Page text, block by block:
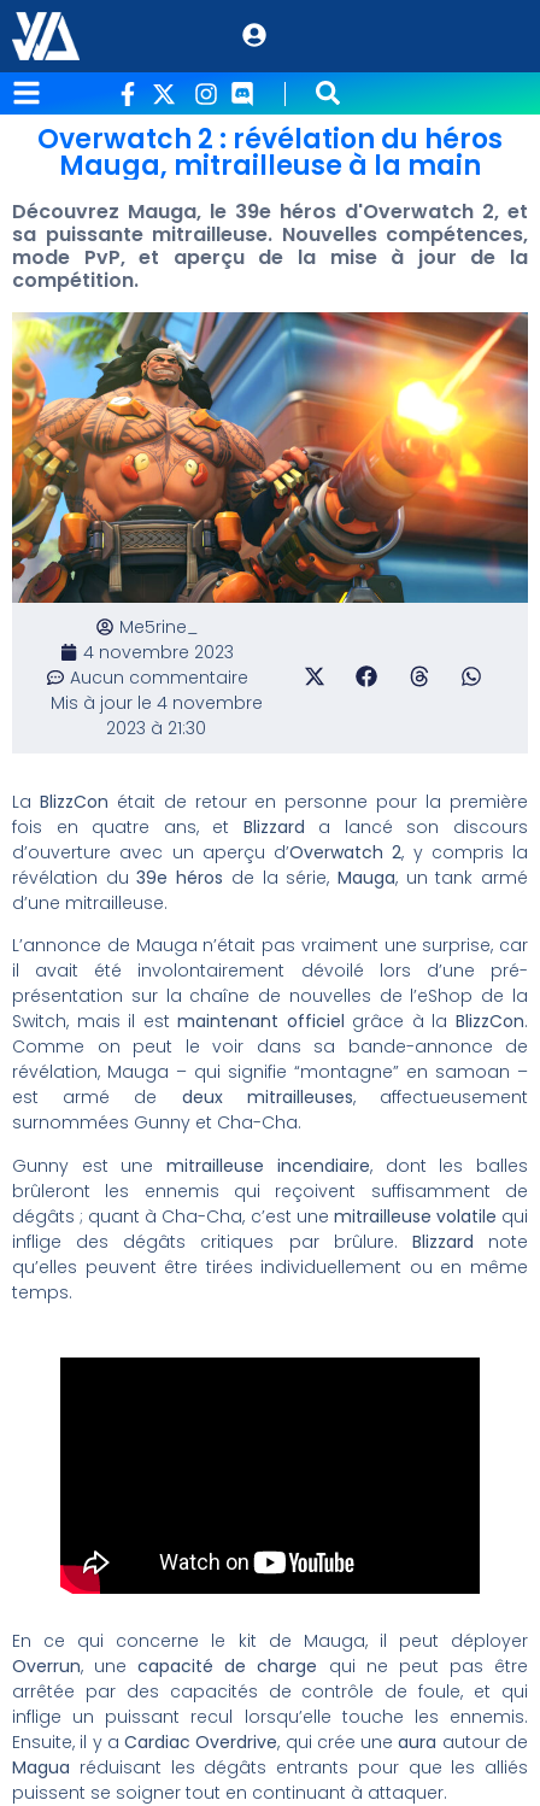
Overwatch 2 : révélation du héros
Mauga, mitrailleuse à la main
Découvrez Mauga, le 39e héros d'Overwatch 2, et
sa puissante mitrailleuse. Nouvelles compétences,
mode PvP, et aperçu de la mise à jour de la
compétition.
Me5rine_
4 novembre 2023
Aucun commentaire
Mis à jour le 4 novembre
2023 à 21:30
La BlizzCon était de retour en personne pour la première
fois en quatre ans, et Blizzard a lancé son discours
d’ouverture avec un aperçu d’Overwatch 2, y compris la
révélation du39e héros de la série, Mauga, un tank armé
d’une mitrailleuse.
L’annonce de Mauga n’était pas vraiment une surprise, car
il avait été involontairement dévoilé lors d’une pré-
présentation sur la chaîne de nouvelles de l’eShop de la
Switch, mais il estmaintenant officiel grâce à laBlizzCon.
Comme on peut le voir dans sa bande-annonce de
révélation, Mauga – qui signifie “montagne” en samoan –
est armé de deux mitrailleuses, affectueusement
surnommées Gunny et Cha-Cha.
Gunny est unemitrailleuse incendiaire, dont les balles
brûleront les ennemis qui reçoivent suffisamment de
dégâts ; quant à Cha-Cha, c’est une mitrailleuse volatile qui
inflige des dégâts critiques par brûlure. Blizzard note
qu’elles peuvent être tirées individuellement ou en même
temps.
En ce qui concerne le kit de Mauga, il peut déployer
Overrun, unecapacité de charge qui ne peut pas être
arrêtée par des capacités de contrôle de foule, et qui
inflige un puissant recul lorsqu’elle touche les ennemis.
Ensuite, il y aCardiac Overdrive, qui crée uneaura autour de
Magua réduisant les dégâts entrants pour que les alliés
puissent se soigner tout en continuant à attaquer.